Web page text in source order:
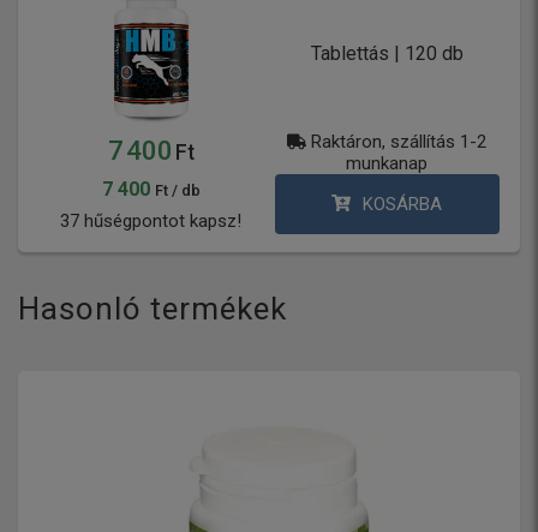
Tablettás | 120 db
7 400 Ft
7 400 Ft / db
37 hűségpontot kapsz!
Raktáron, szállítás 1-2
munkanap
KOSÁRBA
Hasonló termékek